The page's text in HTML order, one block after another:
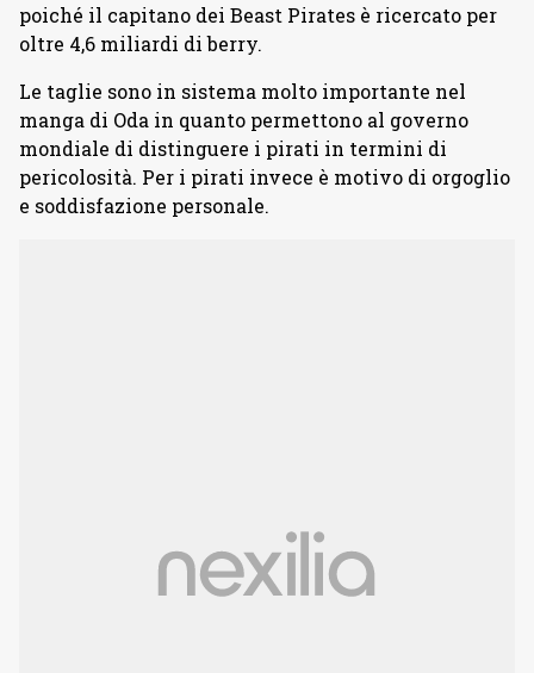
poiché il capitano dei Beast Pirates è ricercato per
oltre 4,6 miliardi di berry.
Le taglie sono in sistema molto importante nel
manga di Oda in quanto permettono al governo
mondiale di distinguere i pirati in termini di
pericolosità. Per i pirati invece è motivo di orgoglio
e soddisfazione personale.